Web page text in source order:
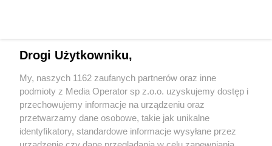
Wydawca mediów lokalnych
Drogi Użytkowniku,
My, naszych 1162 zaufanych partnerów oraz inne
podmioty z Media Operator sp z.o.o. uzyskujemy dostęp i
przechowujemy informacje na urządzeniu oraz
przetwarzamy dane osobowe, takie jak unikalne
identyfikatory, standardowe informacje wysyłane przez